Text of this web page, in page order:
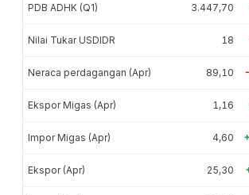
PDB ADHK (Q1) 3.447,70
Nilai Tukar USDIDR 18
Neraca perdagangan (Apr) 89,10
Ekspor Migas (Apr) 1,16
Impor Migas (Apr) 4,60
Ekspor (Apr) 25,30